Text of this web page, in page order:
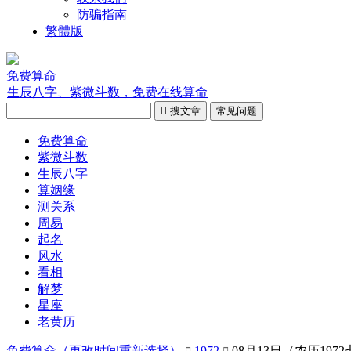
防骗指南
繁體版
免费算命
生辰八字、紫微斗数，免费在线算命
 搜文章 常见问题
免费算命
紫微斗数
生辰八字
算姻缘
测关系
周易
起名
风水
看相
解梦
星座
老黄历